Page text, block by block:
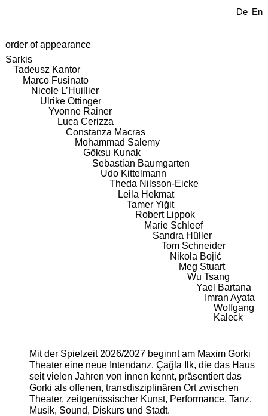
De En
order of appearance
Sarkis
Tadeusz Kantor
Marco Fusinato
Nicole L’Huillier
Ulrike Ottinger
Yvonne Rainer
Luca Cerizza
Constanza Macras
Mohammad Salemy
Göksu Kunak
Sebastian Baumgarten
Udo Kittelmann
Theda Nilsson-Eicke
Leila Hekmat
Tamer Yiğit
Robert Lippok
Marie Schleef
Sandra Hüller
Tom Schneider
Nikola Bojić
Meg Stuart
Wu Tsang
Yael Bartana
Imran Ayata
Wolfgang
Kaleck
Mit der Spielzeit 2026/2027 beginnt am Maxim Gorki
Theater eine neue Intendanz. Çağla Ilk, die das Haus
seit vielen Jahren von innen kennt, präsentiert das
Gorki als offenen, transdisziplinären Ort zwischen
Theater, zeitgenössischer Kunst, Performance, Tanz,
Musik, Sound, Diskurs und Stadt.